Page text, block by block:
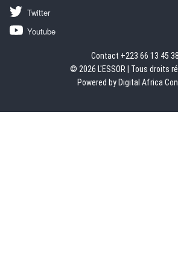
Twitter
Youtube
Contact +223 66 13 45 38
© 2026 L'ESSOR | Tous droits
Powered by Digital Africa